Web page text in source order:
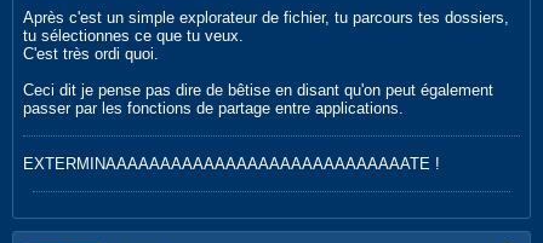
Après c'est un simple explorateur de fichier, tu parcours tes dossiers,
tu sélectionnes ce que tu veux.
C'est très ordi quoi.
Ceci dit je pense pas dire de bêtise en disant qu'on peut également
passer par les fonctions de partage entre applications.
EXTERMINAAAAAAAAAAAAAAAAAAAAAAAAAAAATE !